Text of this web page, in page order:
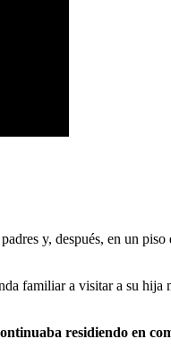
y, después, en un
familiar a visitar a su hija
residiendo en